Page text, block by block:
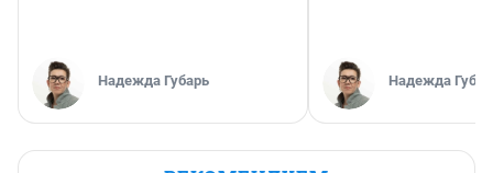
Надежда Губарь Надежда